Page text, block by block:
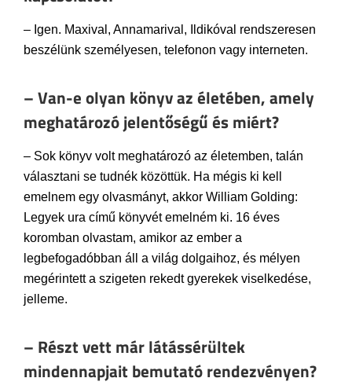
– Igen. Maxival, Annamarival, Ildikóval rendszeresen
beszélünk személyesen, telefonon vagy interneten.
– Van-e olyan könyv az életében, amely
meghatározó jelentőségű és miért?
– Sok könyv volt meghatározó az életemben, talán
választani se tudnék közöttük. Ha mégis ki kell
emelnem egy olvasmányt, akkor William Golding:
Legyek ura című könyvét emelném ki. 16 éves
koromban olvastam, amikor az ember a
legbefogadóbban áll a világ dolgaihoz, és mélyen
megérintett a szigeten rekedt gyerekek viselkedése,
jelleme.
– Részt vett már látássérültek
mindennapjait bemutató rendezvényen?